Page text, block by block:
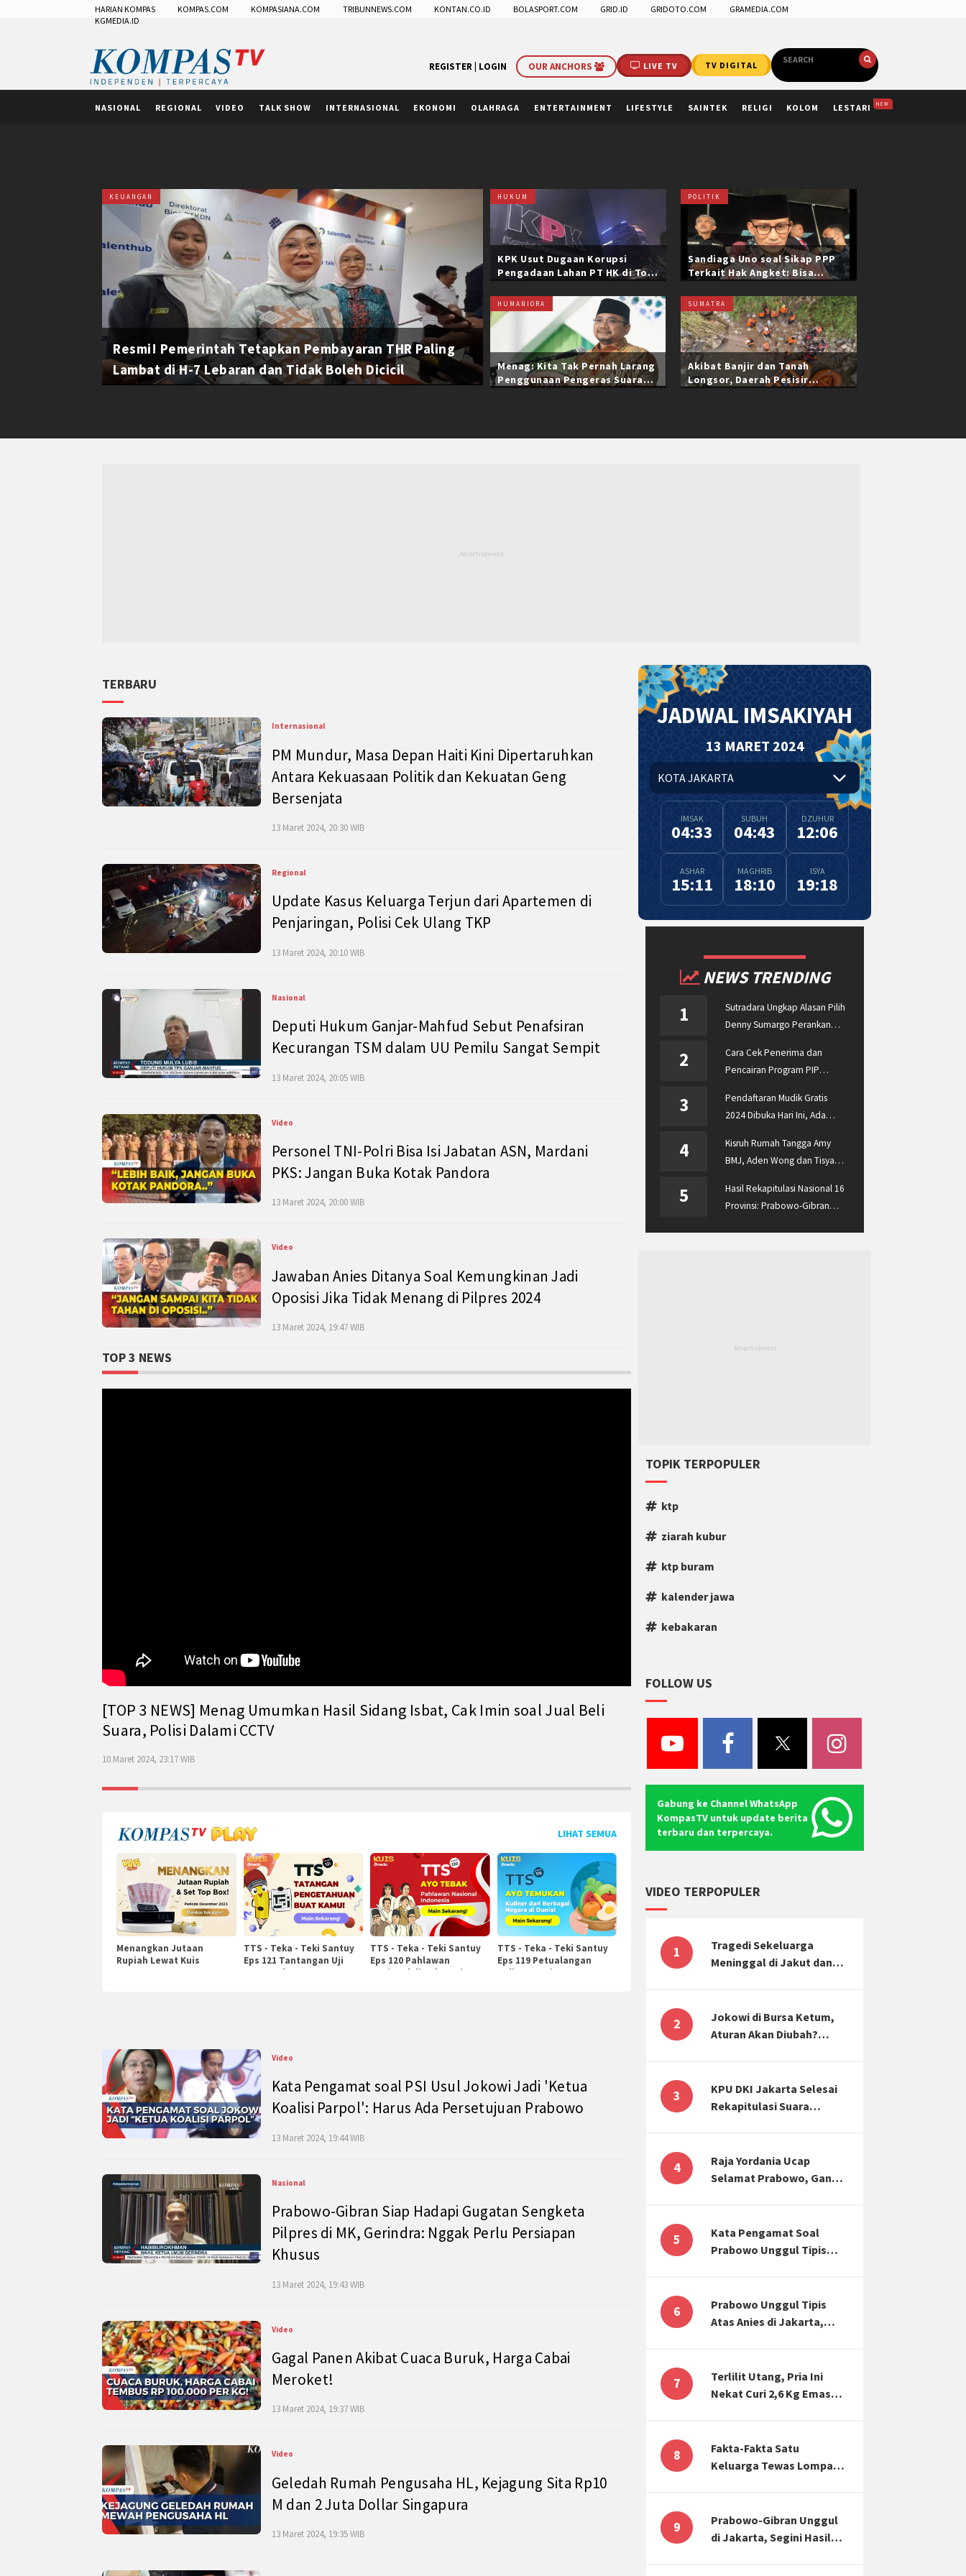
HARIAN KOMPAS KOMPAS.COM KOMPASIANA.COM TRIBUNNEWS.COM KONTAN.CO.ID BOLASPORT.COM GRID.ID GRIDOTO.COM
GRAMEDIA.COM
KGMEDIA.ID
LIVE TV TV DIGITAL
REGISTER | LOGIN OUR ANCHORS
NASIONAL REGIONAL VIDEO TALK SHOW INTERNASIONAL EKONOMI OLAHRAGA ENTERTAINMENT LIFESTYLE SAINTEK RELIGI KOLOM LESTARI NEW
KEUANGAN
Resmi! Pemerintah Tetapkan Pembayaran THR Paling
Lambat di H-7 Lebaran dan Tidak Boleh Dicicil
HUKUM
KPK Usut Dugaan Korupsi
Pengadaan Lahan PT HK di Tol
Belasan Miliar
POLITIK
Sandiaga Uno soal Sikap PPP
Terkait Hak Angket: Bisa
HUMANIORA
Menag: Kita Tak Pernah Larang
Penggunaan Pengeras Suara
SUMATRA
Akibat Banjir dan Tanah
Longsor, Daerah Pesisir
TERBARU
Internasional
PM Mundur, Masa Depan Haiti Kini Dipertaruhkan
Antara Kekuasaan Politik dan Kekuatan Geng
Bersenjata
13 Maret 2024, 20:30 WIB
Regional
Update Kasus Keluarga Terjun dari Apartemen di
Penjaringan, Polisi Cek Ulang TKP
13 Maret 2024, 20:10 WIB
Nasional
Deputi Hukum Ganjar-Mahfud Sebut Penafsiran
Kecurangan TSM dalam UU Pemilu Sangat Sempit
13 Maret 2024, 20:05 WIB
Video
Personel TNI-Polri Bisa Isi Jabatan ASN, Mardani
PKS: Jangan Buka Kotak Pandora
13 Maret 2024, 20:00 WIB
Video
Jawaban Anies Ditanya Soal Kemungkinan Jadi
Oposisi Jika Tidak Menang di Pilpres 2024
13 Maret 2024, 19:47 WIB
TOP 3 NEWS
[TOP 3 NEWS] Menag Umumkan Hasil Sidang Isbat, Cak Imin soal Jual Beli
Suara, Polisi Dalami CCTV
10 Maret 2024, 23:17 WIB
LIHAT SEMUA
Menangkan Jutaan
Rupiah Lewat Kuis
TTS - Teka - Teki Santuy
Eps 121 Tantangan Uji
Pengetahuan
TTS - Teka - Teki Santuy
Eps 120 Pahlawan
Nasional di Indonesia
TTS - Teka - Teki Santuy
Eps 119 Petualangan
Kuliner Dunia
Video
Kata Pengamat soal PSI Usul Jokowi Jadi 'Ketua
Koalisi Parpol': Harus Ada Persetujuan Prabowo
13 Maret 2024, 19:44 WIB
Nasional
Prabowo-Gibran Siap Hadapi Gugatan Sengketa
Pilpres di MK, Gerindra: Nggak Perlu Persiapan
Khusus
13 Maret 2024, 19:43 WIB
Video
Gagal Panen Akibat Cuaca Buruk, Harga Cabai
Meroket!
13 Maret 2024, 19:37 WIB
Video
Geledah Rumah Pengusaha HL, Kejagung Sita Rp10
M dan 2 Juta Dollar Singapura
13 Maret 2024, 19:35 WIB
JADWAL IMSAKIYAH
13 MARET 2024
IMSAK
04:33
SUBUH
04:43
DZUHUR
12:06
ASHAR
15:11
MAGHRIB
18:10
ISYA
19:18
NEWS TRENDING
1
Sutradara Ungkap Alasan Pilih
Denny Sumargo Perankan
2
Cara Cek Penerima dan
Pencairan Program PIP
pip.kemdikbud.go.id
3
Pendaftaran Mudik Gratis
2024 Dibuka Hari Ini, Ada
Jateng dan Dishub Jatim
4
Kisruh Rumah Tangga Amy
BMJ, Aden Wong dan Tisya
Malaysia dan Singapura
5
Hasil Rekapitulasi Nasional 16
Provinsi: Prabowo-Gibran
TOPIK TERPOPULER
ktp
ziarah kubur
ktp buram
kalender jawa
kebakaran
FOLLOW US
Gabung ke Channel WhatsApp
KompasTV untuk update berita
terbaru dan terpercaya.
VIDEO TERPOPULER
1
Tragedi Sekeluarga
Meninggal di Jakut dan
Mental-Finansial
2
Jokowi di Bursa Ketum,
Aturan Akan Diubah?
3
KPU DKI Jakarta Selesai
Rekapitulasi Suara
Ganjar
4
Raja Yordania Ucap
Selamat Prabowo, Ganjar
3 NEWS]
5
Kata Pengamat Soal
Prabowo Unggul Tipis
Effect
6
Prabowo Unggul Tipis
Atas Anies di Jakarta,
7
Terlilit Utang, Pria Ini
Nekat Curi 2,6 Kg Emas
8
Fakta-Fakta Satu
Keluarga Tewas Lompat
Kening
9
Prabowo-Gibran Unggul
di Jakarta, Segini Hasil